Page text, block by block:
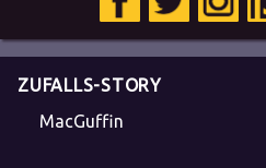
ZUFALLS-STORY
MacGuffin